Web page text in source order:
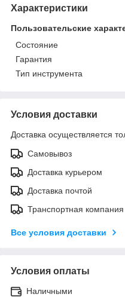
Характеристики
Пользовательские
Состояние
Гарантия
Тип инструмента
Условия доставки
Доставка осуществляется
Самовывоз
Доставка курьером
Доставка почтой
Транспортная компания
Все условия доставки
Условия оплаты
Наличными